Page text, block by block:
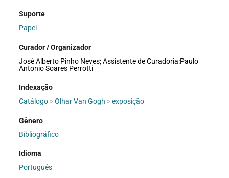
Suporte
Papel
Curador / Organizador
José Alberto Pinho Neves; Assistente de Curadoria:Paulo
Antonio Soares Perrotti
Indexação
Catálogo >Olhar Van Gogh >exposição
Gênero
Bibliográfico
Idioma
Português